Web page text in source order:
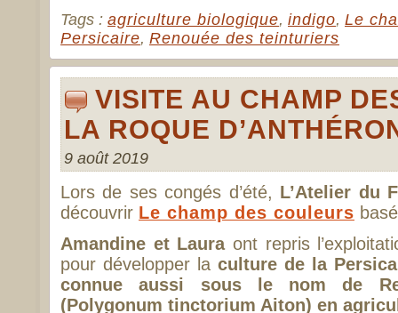
Tags : agriculture biologique, indigo, Le
Persicaire, Renouée des teinturiers
VISITE AU CHAMP
LA ROQUE
9 août 2019
Lors de ses congés d’été, L’Atelier du
découvrir Le champ des couleurs
Amandine et Lauraont repris
pour développer la culture de la
connue aussi sous le nom de
(Polygonum tinctorium Aiton) en